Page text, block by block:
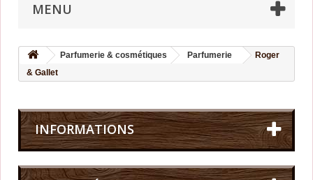
MENU
Parfumerie & cosmétiques Parfumerie
Roger
& Gallet
INFORMATIONS